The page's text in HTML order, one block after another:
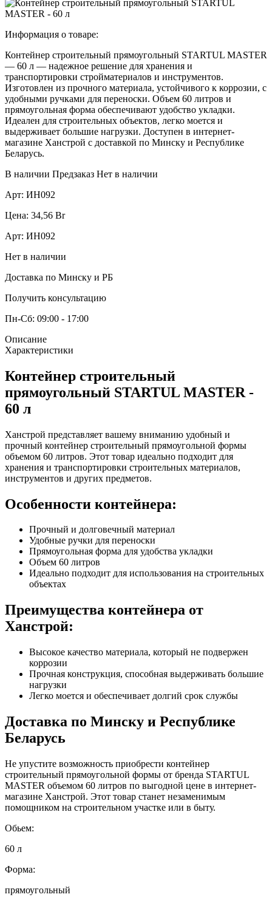
Информация о товаре:
Контейнер строительный прямоугольный STARTUL MASTER
— 60 л — надежное решение для хранения и
транспортировки стройматериалов и инструментов.
Изготовлен из прочного материала, устойчивого к коррозии, с
удобными ручками для переноски. Объем 60 литров и
прямоугольная форма обеспечивают удобство укладки.
Идеален для строительных объектов, легко моется и
выдерживает большие нагрузки. Доступен в интернет-
магазине Ханстрой с доставкой по Минску и Республике
Беларусь.
В наличии Предзаказ Нет в наличии
Арт: ИН092
Цена: 34,56 Br
Арт: ИН092
Нет в наличии
Доставка по Минску и РБ
Получить консультацию
Пн-Сб: 09:00 - 17:00
Описание
Характеристики
Контейнер строительный
прямоугольный STARTUL MASTER -
60 л
Ханстрой представляет вашему вниманию удобный и
прочный контейнер строительный прямоугольной формы
объемом 60 литров. Этот товар идеально подходит для
хранения и транспортировки строительных материалов,
инструментов и других предметов.
Особенности контейнера:
Прочный и долговечный материал
Удобные ручки для переноски
Прямоугольная форма для удобства укладки
Объем 60 литров
Идеально подходит для использования на строительных
объектах
Преимущества контейнера от
Ханстрой:
Высокое качество материала, который не подвержен
коррозии
Прочная конструкция, способная выдерживать большие
нагрузки
Легко моется и обеспечивает долгий срок службы
Доставка по Минску и Республике
Беларусь
Не упустите возможность приобрести контейнер
строительный прямоугольной формы от бренда STARTUL
MASTER объемом 60 литров по выгодной цене в интернет-
магазине Ханстрой. Этот товар станет незаменимым
помощником на строительном участке или в быту.
Обьем:
60 л
Форма:
прямоугольный